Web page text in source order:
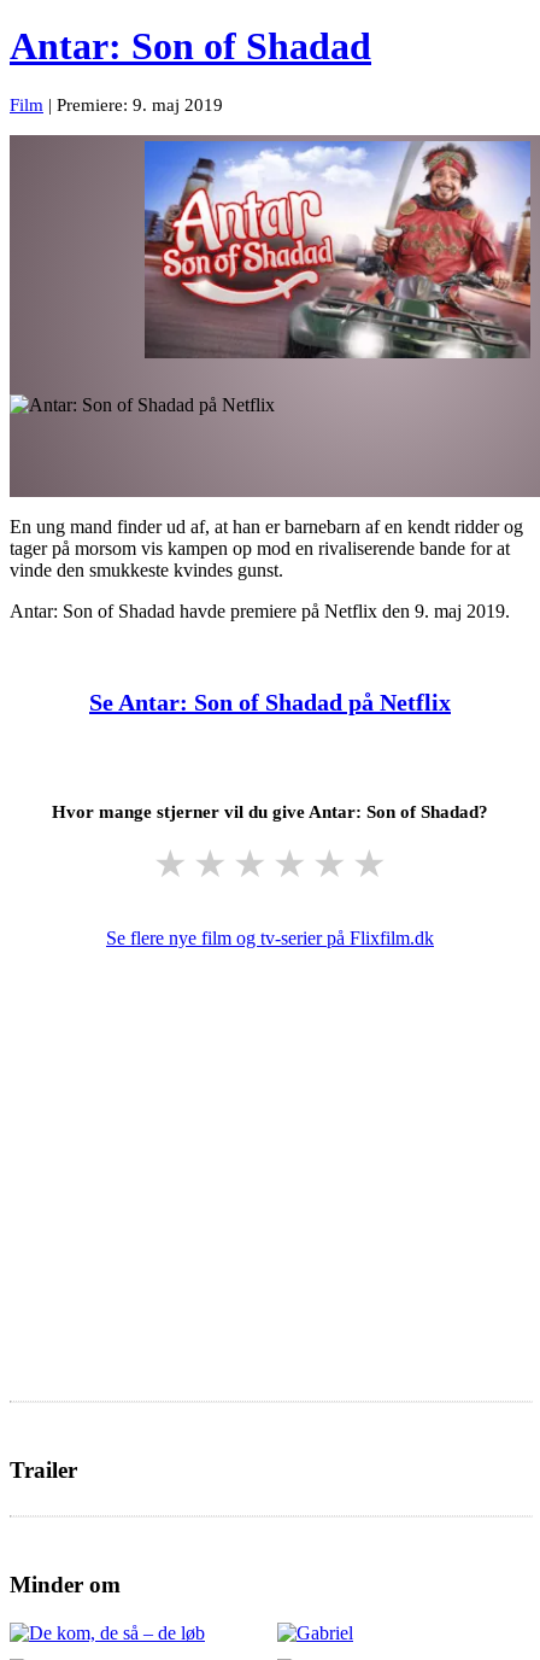
Antar: Son of Shadad
Film | Premiere: 9. maj 2019
En ung mand finder ud af, at han er barnebarn af en kendt ridder og
tager på morsom vis kampen op mod en rivaliserende bande for at
vinde den smukkeste kvindes gunst.
Antar: Son of Shadad havde premiere på Netflix den 9. maj 2019.
Se Antar: Son of Shadad på Netflix
Hvor mange stjerner vil du give Antar: Son of Shadad?
★ ★ ★ ★ ★ ★
Se flere nye film og tv-serier på Flixfilm.dk
Trailer
Minder om